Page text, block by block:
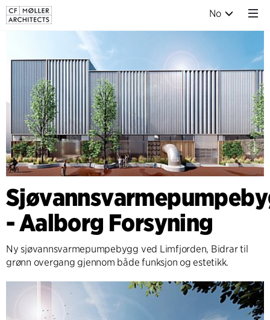
No
- Aalborg Forsyning
Ny sjøvannsvarmepumpebygg ved Limfjorden, Bidrar til
grønn overgang gjennom både funksjon og estetikk.